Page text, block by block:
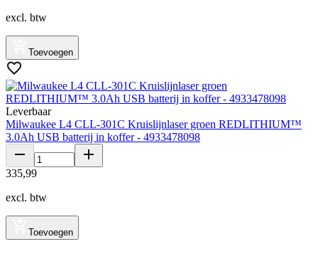
excl. btw
Toevoegen
Leverbaar
Milwaukee L4 CLL-301C Kruislijnlaser groen REDLITHIUM™
3.0Ah USB batterij in koffer - 4933478098
335,99
excl. btw
Toevoegen